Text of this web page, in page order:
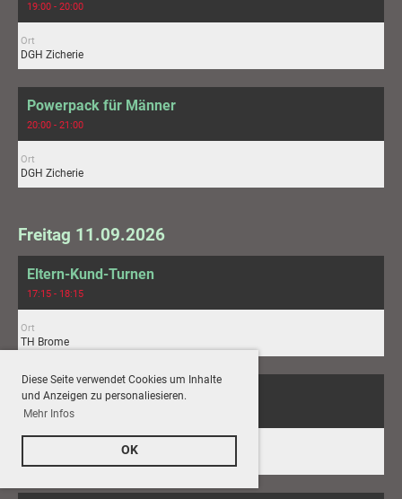
Diese Seite verwendet Cookies um Inhalte
und Anzeigen zu personaliesieren.
Mehr Infos
OK
19:00 - 20:00
Ort
DGH Zicherie
Powerpack für Männer
20:00 - 21:00
Ort
DGH Zicherie
Freitag 11.09.2026
Eltern-Kund-Turnen
17:15 - 18:15
Ort
TH Brome
Parkour Kids 9-12 Jahre
18:15 - 19:30